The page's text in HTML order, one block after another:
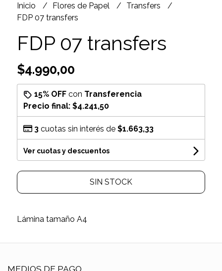
Inicio Flores de Papel
Transfers
FDP 07 transfers
FDP 07 transfers
$4.990,00
15% OFFcon Transferencia
Precio final: $4.241,50
3cuotas sin interés de $1.663,33
Ver cuotas y descuentos
SIN STOCK
Lámina tamaño A4
MEDIOS DE PAGO